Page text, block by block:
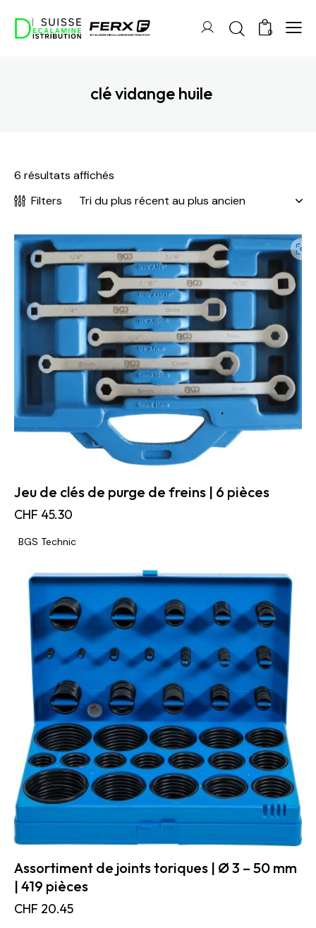
0
clé vidange huile
6 résultats affichés
Filters
Jeu de clés de purge de freins | 6 pièces
CHF 45.30
BGS Technic
Assortiment de joints toriques | Ø 3 – 50 mm
| 419 pièces
CHF 20.45